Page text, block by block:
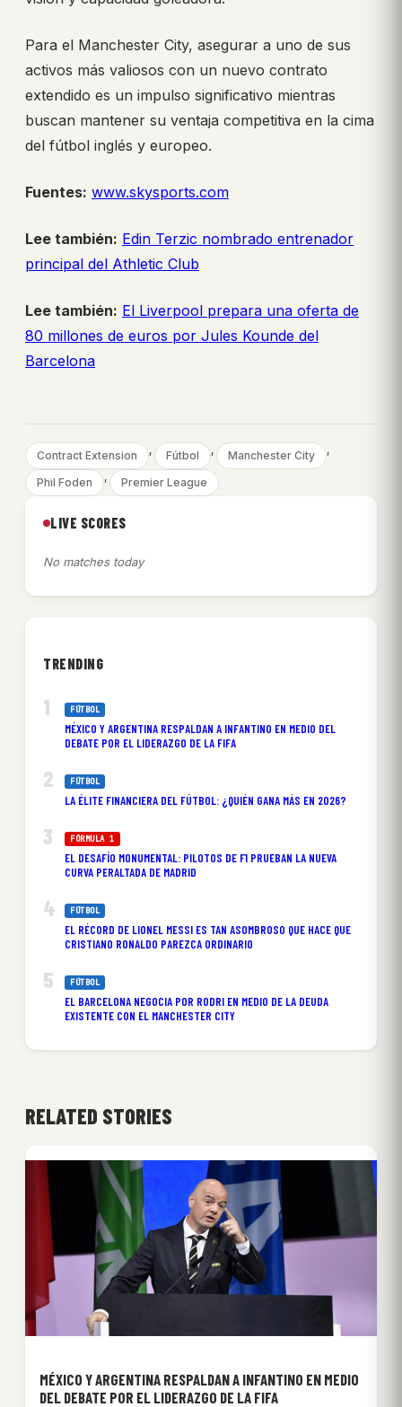
Para el Manchester City, asegurar a uno de sus
activos más valiosos con un nuevo contrato
extendido es un impulso significativo mientras
buscan mantener su ventaja competitiva en la cima
del fútbol inglés y europeo.
Fuentes: www.skysports.com
Lee también: Edin Terzic nombrado entrenador
principal del Athletic Club
Lee también: El Liverpool prepara una oferta de
80 millones de euros por Jules Kounde del
Barcelona
Contract Extension , Fútbol , Manchester City ,
Phil Foden , Premier League
LIVE SCORES
No matches today
TRENDING
FÚTBOL
MÉXICO Y ARGENTINA RESPALDAN A INFANTINO EN MEDIO DEL
DEBATE POR EL LIDERAZGO DE LA FIFA
FÚTBOL
LA ÉLITE FINANCIERA DEL FÚTBOL: ¿QUIÉN GANA MÁS EN 2026?
FÓRMULA 1
EL DESAFÍO MONUMENTAL: PILOTOS DE F1 PRUEBAN LA NUEVA
CURVA PERALTADA DE MADRID
FÚTBOL
EL RÉCORD DE LIONEL MESSI ES TAN ASOMBROSO QUE HACE QUE
CRISTIANO RONALDO PAREZCA ORDINARIO
FÚTBOL
EL BARCELONA NEGOCIA POR RODRI EN MEDIO DE LA DEUDA
EXISTENTE CON EL MANCHESTER CITY
RELATED STORIES
MÉXICO Y ARGENTINA RESPALDAN A INFANTINO EN MEDIO
DEL DEBATE POR EL LIDERAZGO DE LA FIFA